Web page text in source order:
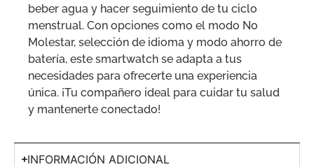
beber agua y hacer seguimiento de tu ciclo
menstrual. Con opciones como el modo No
Molestar, selección de idioma y modo ahorro de
batería, este smartwatch se adapta a tus
necesidades para ofrecerte una experiencia
única. ¡Tu compañero ideal para cuidar tu salud
y mantenerte conectado!
INFORMACIÓN ADICIONAL